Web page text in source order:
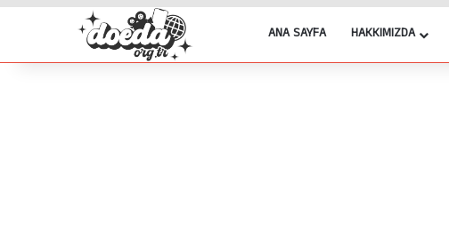
ANA SAYFA HAKKIMIZDA